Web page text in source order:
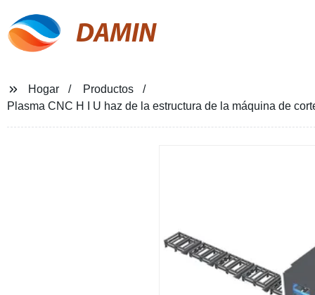
DAMIN
Hogar
Productos
Plasma CNC H I U haz de la estructura de la máquina de